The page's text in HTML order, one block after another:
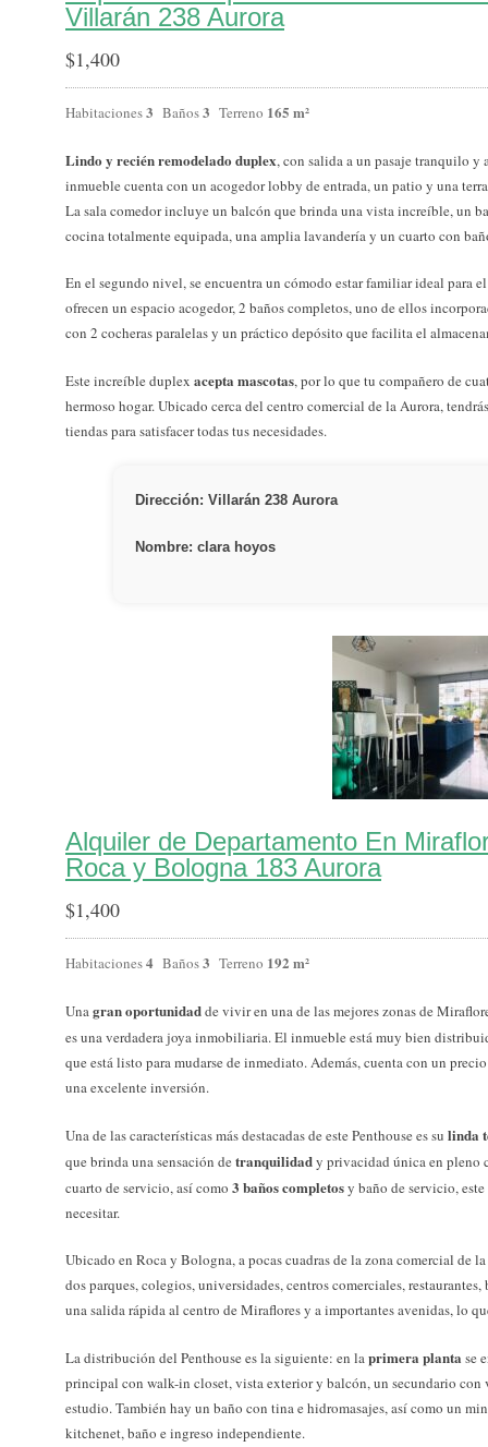
Villarán 238 Aurora
$1,400
Habitaciones3 Baños3 Terreno 165 m²
Lindo y recién remodelado duplex, con salida a un pasaje tranquilo y
inmueble cuenta con un acogedor lobby de entrada, un patio y una
La sala comedor incluye un balcón que brinda una vista increíble, un
cocina totalmente equipada, una amplia lavandería y un cuarto con
En el segundo nivel, se encuentra un cómodo estar familiar ideal para
ofrecen un espacio acogedor, 2 baños completos, uno de ellos
con 2 cocheras paralelas y un práctico depósito que facilita el
Este increíble duplex acepta mascotas, por lo que tu compañero de
hermoso hogar. Ubicado cerca del centro comercial de la Aurora,
tiendas para satisfacer todas tus necesidades.
Dirección: Villarán 238 Aurora
Nombre: clara hoyos
Alquiler de Departamento En
Roca y Bologna 183 Aurora
$1,400
Habitaciones4 Baños3 Terreno 192 m²
Unagran oportunidadde vivir en una de las mejores zonas de
es una verdadera joya inmobiliaria. El inmueble está muy bien
que está listo para mudarse de inmediato. Además, cuenta con un
una excelente inversión.
Una de las características más destacadas de este Penthouse es su linda
que brinda una sensación de tranquilidady privacidad única en pleno
cuarto de servicio, así como 3 baños completosy baño de servicio,
necesitar.
Ubicado en Roca y Bologna, a pocas cuadras de la zona comercial de
dos parques, colegios, universidades, centros comerciales,
una salida rápida al centro de Miraflores y a importantes avenidas, lo
La distribución del Penthouse es la siguiente: en laprimera planta se
principal con walk-in closet, vista exterior y balcón, un secundario
estudio. También hay un baño con tina e hidromasajes, así como un
kitchenet, baño e ingreso independiente.